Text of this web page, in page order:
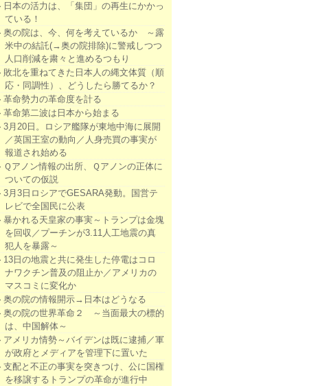
日本の活力は、「集団」の再生にかかっ
ている！
奥の院は、今、何を考えているか ～露
米中の結託(→奥の院排除)に警戒しつつ
人口削減を粛々と進めるつもり
敗北を重ねてきた日本人の縄文体質（順
応・同調性）、どうしたら勝てるか？
革命勢力の革命度を計る
革命第二波は日本から始まる
3月20日。ロシア艦隊が東地中海に展開
／英国王室の動向／人身売買の事実が
報道され始める
Ｑアノン情報の出所、Ｑアノンの正体に
ついての仮説
3月3日ロシアでGESARA発動。国営テ
レビで全国民に公表
暴かれる天皇家の事実～トランプは金塊
を回収／プーチンが3.11人工地震の真
犯人を暴露～
13日の地震と共に発生した停電はコロ
ナワクチン普及の阻止か／アメリカの
マスコミに変化か
奥の院の情報開示→日本はどうなる
奥の院の世界革命２ ～当面最大の標的
は、中国解体～
アメリカ情勢～バイデンは既に逮捕／軍
が政府とメディアを管理下に置いた
支配と不正の事実を突きつけ、公に国権
を移譲するトランプの革命が進行中